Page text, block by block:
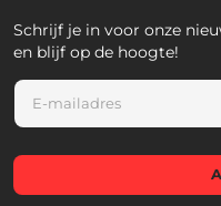
Schrijf je in voor onze
en blijf op de hoogte!
E
a
i
*